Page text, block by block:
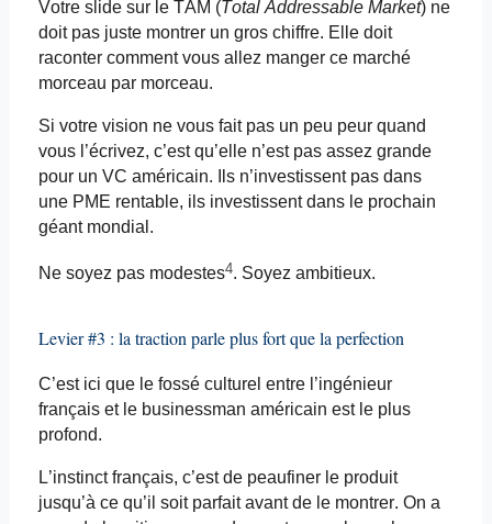
Votre slide sur le TAM (Total Addressable Market) ne
doit pas juste montrer un gros chiffre. Elle doit
raconter comment vous allez manger ce marché
morceau par morceau.
Si votre vision ne vous fait pas un peu peur quand
vous l’écrivez, c’est qu’elle n’est pas assez grande
pour un VC américain. Ils n’investissent pas dans
une PME rentable, ils investissent dans le prochain
géant mondial.
Ne soyez pas modestes4. Soyez ambitieux.
Levier #3 : la traction parle plus fort que la perfection
C’est ici que le fossé culturel entre l’ingénieur
français et le businessman américain est le plus
profond.
L’instinct français, c’est de peaufiner le produit
jusqu’à ce qu’il soit parfait avant de le montrer. On a